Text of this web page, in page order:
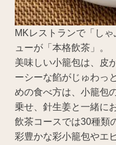
MKレストランで「し
ューが「本格飲茶」。
美味しい小籠包は、皮
ーシーな餡がじゅわっ
めの食べ方は、小籠包
乗せ、針生姜と一緒に
飲茶コースでは30種類
彩豊かな彩小籠包やエ